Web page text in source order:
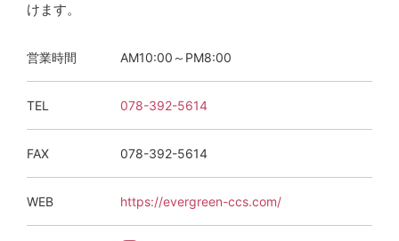
けます。
営業時間 AM10:00～PM8:00
TEL 078-392-5614
FAX 078-392-5614
WEB https://evergreen-ccs.com/